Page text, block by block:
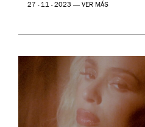
27 - 11 - 2023 — VER MÁS